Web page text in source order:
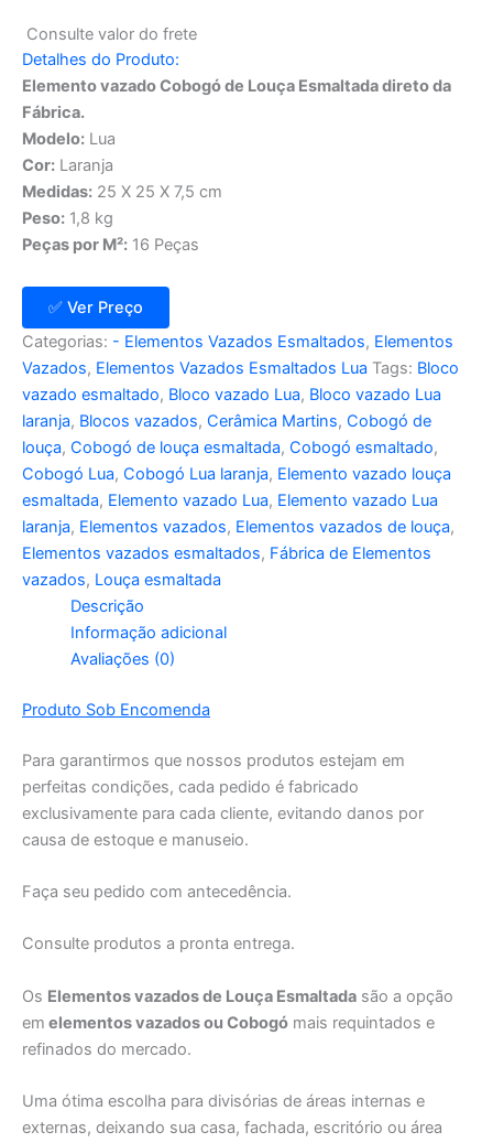
Consulte valor do frete
Detalhes do Produto:
Elemento vazado Cobogó de Louça Esmaltada direto da
Fábrica.
Modelo: Lua
Cor: Laranja
Medidas: 25 X 25 X 7,5 cm
Peso: 1,8 kg
Peças por M²: 16 Peças
✅ Ver Preço
Categorias: - Elementos Vazados Esmaltados, Elementos
Vazados, Elementos Vazados Esmaltados Lua Tags: Bloco
vazado esmaltado, Bloco vazado Lua, Bloco vazado Lua
laranja, Blocos vazados, Cerâmica Martins, Cobogó de
louça, Cobogó de louça esmaltada, Cobogó esmaltado,
Cobogó Lua, Cobogó Lua laranja, Elemento vazado louça
esmaltada, Elemento vazado Lua, Elemento vazado Lua
laranja, Elementos vazados, Elementos vazados de louça,
Elementos vazados esmaltados, Fábrica de Elementos
vazados, Louça esmaltada
Descrição
Informação adicional
Avaliações (0)
Produto Sob Encomenda
Para garantirmos que nossos produtos estejam em
perfeitas condições, cada pedido é fabricado
exclusivamente para cada cliente, evitando danos por
causa de estoque e manuseio.
Faça seu pedido com antecedência.
Consulte produtos a pronta entrega.
Os Elementos vazados de Louça Esmaltada são a opção
em elementos vazados ou Cobogó mais requintados e
refinados do mercado.
Uma ótima escolha para divisórias de áreas internas e
externas, deixando sua casa, fachada, escritório ou área